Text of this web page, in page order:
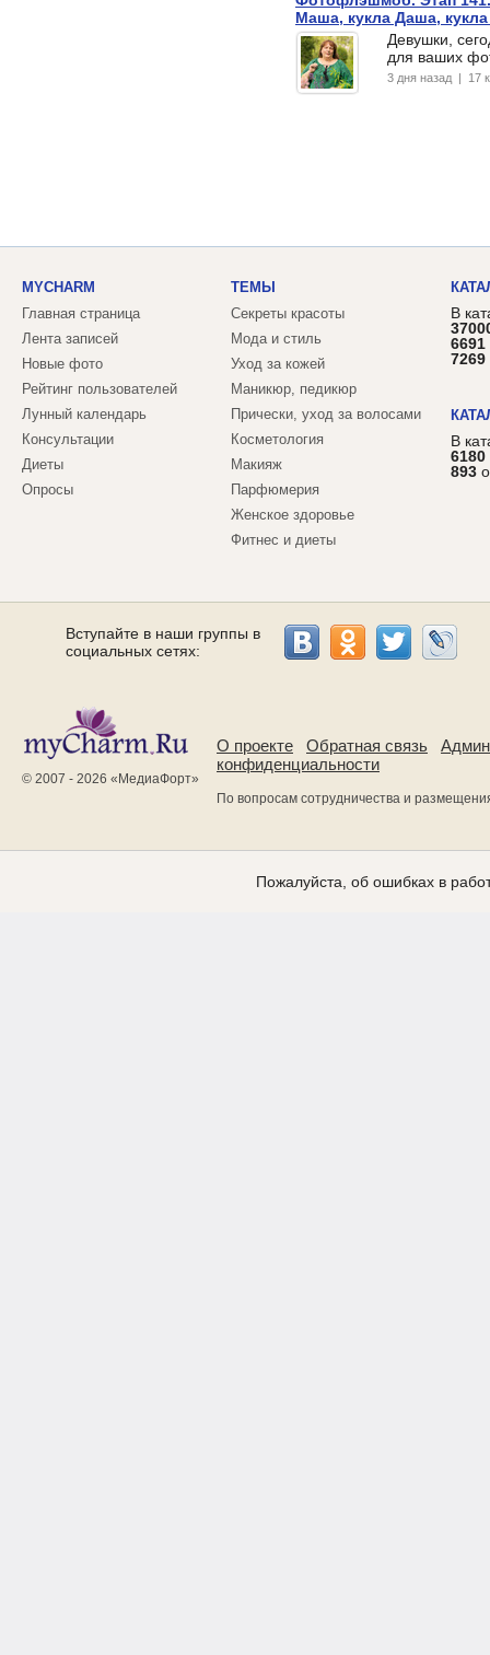
Маша, кукла Даша,
Девушки,
для ваших
3 дня назад | 17
MYCHARM
Главная страница
Лента записей
Новые фото
Рейтинг пользователей
Лунный календарь
Консультации
Диеты
Опросы
ТЕМЫ
Секреты красоты
Мода и стиль
Уход за кожей
Маникюр, педикюр
Прически, уход за волосами
Косметология
Макияж
Парфюмерия
Женское здоровье
Фитнес и диеты
В
6691
7269
В
6180
893
Вступайте в наши группы в
социальных сетях:
© 2007 - 2026 «МедиаФорт»
О проекте Обратная связь
конфиденциальности
По вопросам сотрудничества и
Пожалуйста, об ошибках в